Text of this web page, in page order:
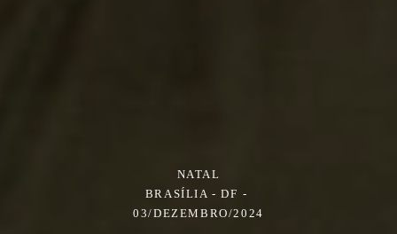
NATAL
BRASÍLIA - DF
03/DEZEMBRO/2024